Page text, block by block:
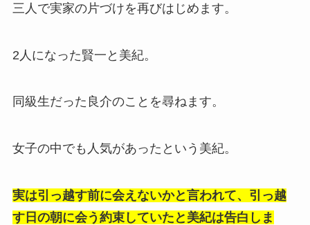
三人で実家の片づけを再びはじめます。
2人になった賢一と美紀。
同級生だった良介のことを尋ねます。
女子の中でも人気があったという美紀。
実は引っ越す前に会えないかと言われて、引っ越
す日の朝に会う約束していたと美紀は告白しま